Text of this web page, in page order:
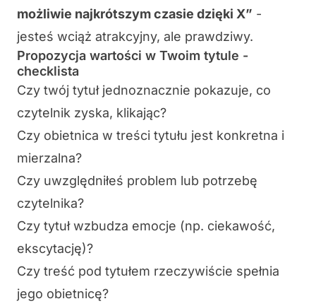
możliwie najkrótszym czasie dzięki X” -
jesteś wciąż atrakcyjny, ale prawdziwy.
Propozycja wartości w Twoim tytule -
checklista
Czy twój tytuł jednoznacznie pokazuje, co
czytelnik zyska, klikając?
Czy obietnica w treści tytułu jest konkretna i
mierzalna?
Czy uwzględniłeś problem lub potrzebę
czytelnika?
Czy tytuł wzbudza emocje (np. ciekawość,
ekscytację)?
Czy treść pod tytułem rzeczywiście spełnia
jego obietnicę?